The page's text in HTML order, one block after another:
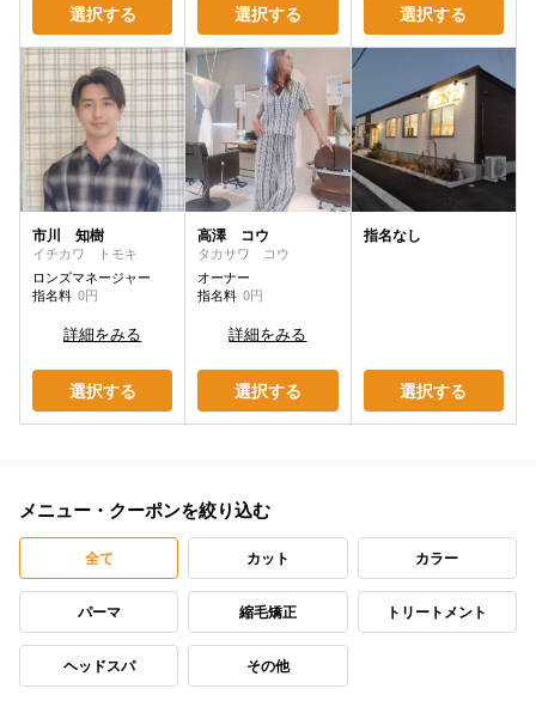
選択する 選択する 選択する
市川 知樹
イチカワ トモキ
ロンズマネージャー
指名料 0円
詳細をみる
選択する
高澤 コウ
タカサワ コウ
オーナー
指名料 0円
詳細をみる
選択する
指名なし
選択する
メニュー・クーポンを絞り込む
全て カット カラー
パーマ 縮毛矯正 トリートメント
ヘッドスパ その他